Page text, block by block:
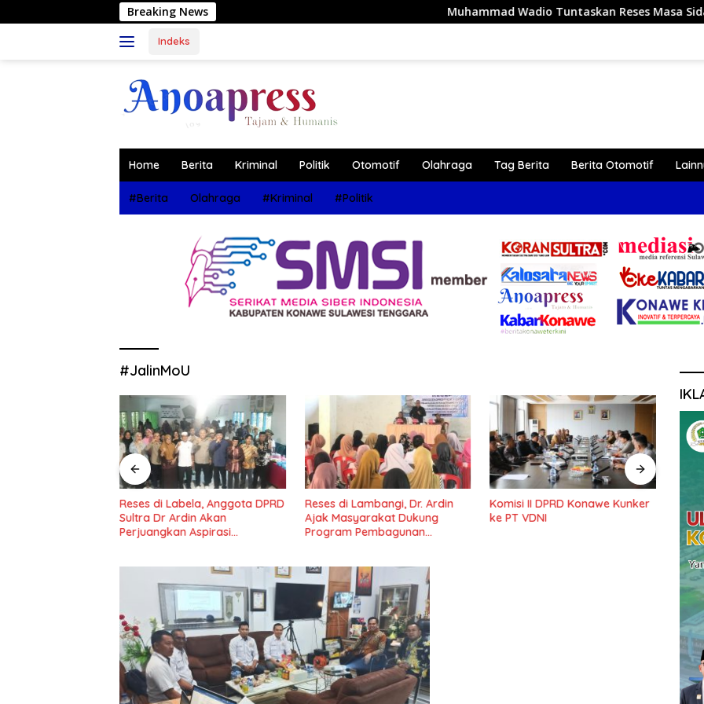
ke
Breaking News Muhammad Wadio Tuntaskan Reses Masa Sidang III Tahun 2026
Indeks
Home Berita Kriminal Politik Otomotif Olahraga Tag Berita Berita Otomotif
#Berita Olahraga #Kriminal #Politik
#JalinMoU
Reses di Labela, Anggota DPRD
Sultra Dr Ardin Akan
Perjuangkan Aspirasi
Reses di Lambangi, Dr. Ardin
Ajak Masyarakat Dukung
Program Pembagunan
Komisi II DPRD Konawe Kunker
ke PT VDNI